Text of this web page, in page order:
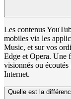
Les contenus
mobiles via les
Music, et sur vos
Edge et Opera. Une
visionnés ou
Internet.
Quelle est la